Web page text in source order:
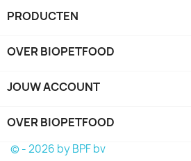
PRODUCTEN
OVER BIOPETFOOD
JOUW ACCOUNT
OVER BIOPETFOOD
© - 2026 by BPF bv